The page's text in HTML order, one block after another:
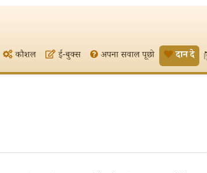
कौशल ई-बुक्स अपना सवाल पूछो दान दे